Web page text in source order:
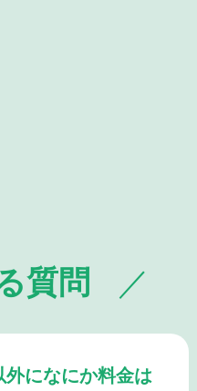
質問
外になにか料金は